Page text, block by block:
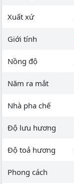
Xuất xứ
Giới tính
Nồng độ
Năm ra mắt
Nhà pha chế
Độ lưu hương
Độ toả hương
Phong cách